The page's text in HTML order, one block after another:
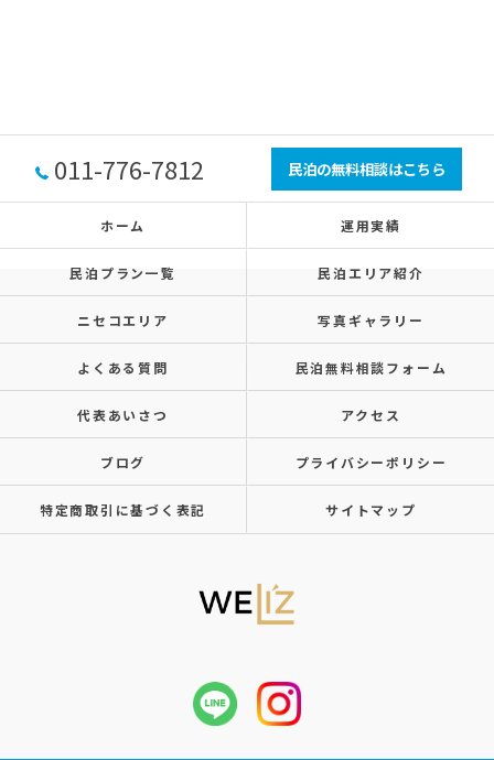
011-776-7812 民泊の無料相談はこちら
ホーム 運用実績
民泊プラン一覧 民泊エリア紹介
ニセコエリア 写真ギャラリー
よくある質問 民泊無料相談フォーム
代表あいさつ アクセス
ブログ プライバシーポリシー
特定商取引に基づく表記 サイトマップ